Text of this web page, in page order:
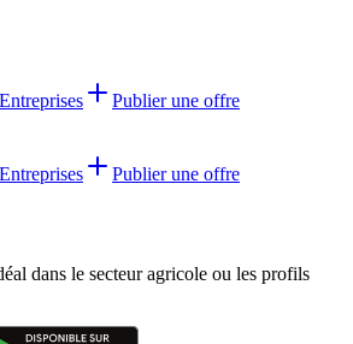
Entreprises Publier une offre
Entreprises Publier une offre
dans le secteur agricole ou les profils